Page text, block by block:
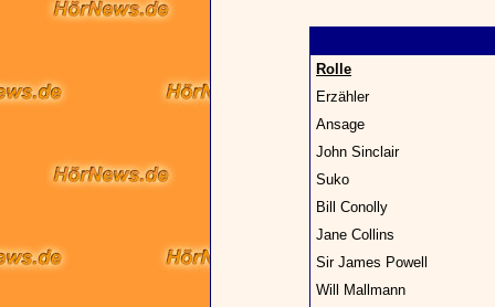
Rolle
Erzähler
Ansage
John Sinclair
Suko
Bill Conolly
Jane Collins
Sir James Powell
Will Mallmann